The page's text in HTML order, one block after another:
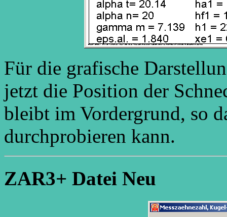
Für die grafische
jetzt die Position der
bleibt im Vordergrund, so
durchprobieren kann.
ZAR3+ Datei Neu